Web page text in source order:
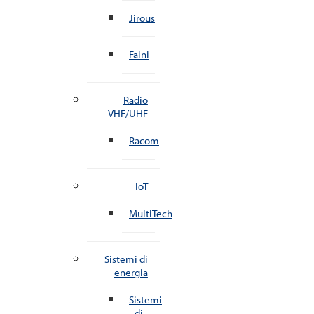
Jirous
Faini
Radio
VHF/UHF
Racom
IoT
MultiTech
Sistemi di
energia
Sistemi